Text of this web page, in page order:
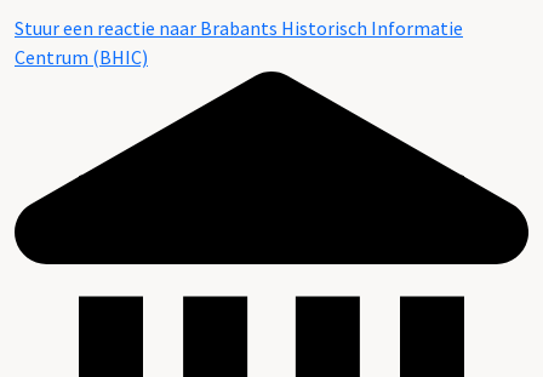
Stuur een reactie naar Brabants Historisch Informatie
Centrum (BHIC)